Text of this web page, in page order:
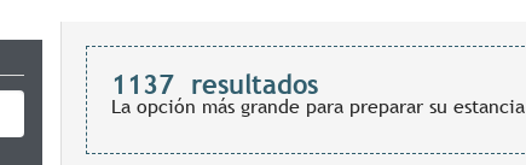
1137 resultados
La opción más grande para preparar su estancia